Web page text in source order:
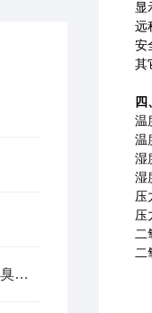
橡胶的耐臭氧老化性能检测方法臭氧老化试验箱
显
远
安
其
四
温
温
湿
湿
压
压
二
二